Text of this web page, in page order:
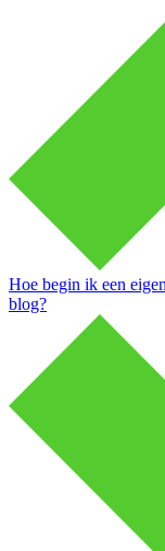
Hoe begin ik een
blog?